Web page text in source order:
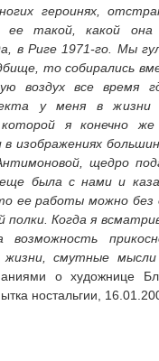
героинях,
ее такой, какой
в Риге 1971-го. Мы
то собирались
воздух все время
у меня в
я конечно
изображениях
щедро
была с нами и
ее работы можно без
полки. Когда я
возможность
смутные мысли
о художнице
ностальгии,